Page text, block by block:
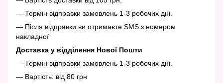
— Термін відправки замовлень 1-3 робочих дні.
— Після відправки ви отримаєте SMS з номером
накладної
Доставка у відділення Нової Пошти
— Термін відправки замовлень 1-3 робочих дні.
— Вартість: від 80 грн